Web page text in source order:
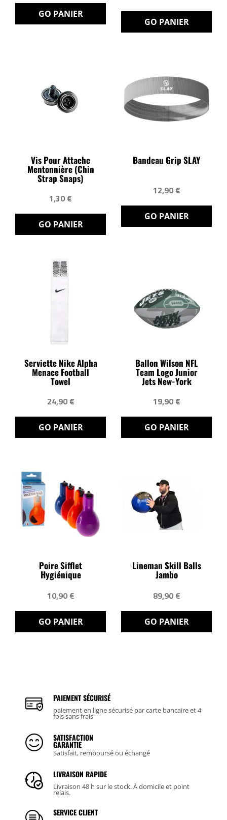
GO PANIER
GO PANIER
Vis Pour Attache
Mentonnière (Chin
Strap Snaps)
1,30 €
GO PANIER
Bandeau Grip SLAY
12,90 €
GO PANIER
Serviette Nike Alpha
Menace Football
Towel
24,90 €
GO PANIER
Ballon Wilson NFL
Team Logo Junior
Jets New-York
19,90 €
GO PANIER
Poire Sifflet
Hygiénique
10,90 €
GO PANIER
Lineman Skill Balls
Jambo
89,90 €
GO PANIER
PAIEMENT SÉCURISÉ
paiement en ligne sécurisé par carte bancaire et 4
fois sans frais
SATISFACTION
GARANTIE
Satisfait, remboursé ou échangé
LIVRAISON RAPIDE
Livraison 48 h sur le stock. À domicile et point
relais.
SERVICE CLIENT